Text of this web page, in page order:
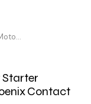
Acionador Motor Hibrido Motor Starter ELRH5IESSC230AC500AC2 Phoenix Contact 2900420
Contact